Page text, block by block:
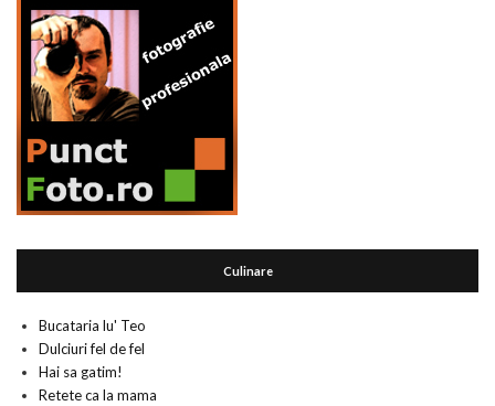
Culinare
Bucataria lu' Teo
Dulciuri fel de fel
Hai sa gatim!
Retete ca la mama